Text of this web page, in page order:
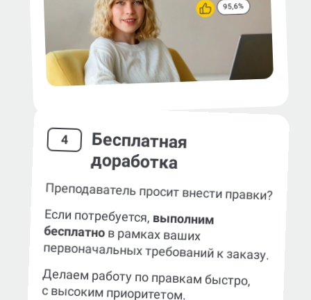
4 Бесплатная
доработка
Преподаватель просит внести правки?
Если потребуется, выполним
бесплатнов рамках ваших
первоначальных требований к заказу.
Делаем работу по правкам быстро,
с высоким приоритетом.